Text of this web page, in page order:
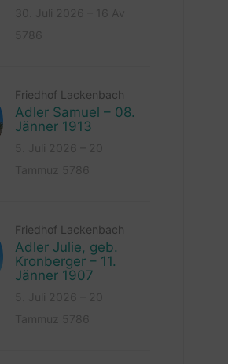
Friedhof Lackenbach
Adler Samuel – 08.
Jänner 1913
Friedhof Lackenbach
Adler Julie, geb.
Kronberger – 11.
Jänner 1907